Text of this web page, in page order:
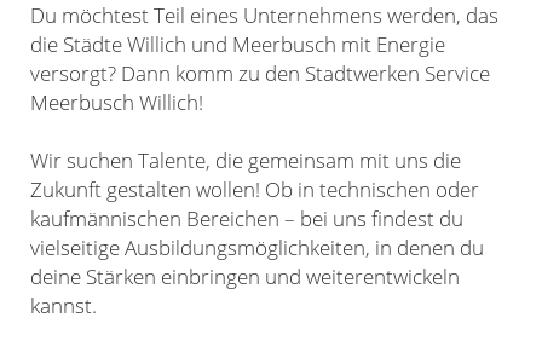
Du möchtest Teil eines Unternehmens werden, das
die Städte Willich und Meerbusch mit Energie
versorgt? Dann komm zu den Stadtwerken Service
Meerbusch Willich!
Wir suchen Talente, die gemeinsam mit uns die
Zukunft gestalten wollen! Ob in technischen oder
kaufmännischen Bereichen – bei uns findest du
vielseitige Ausbildungsmöglichkeiten, in denen du
deine Stärken einbringen und weiterentwickeln
kannst.